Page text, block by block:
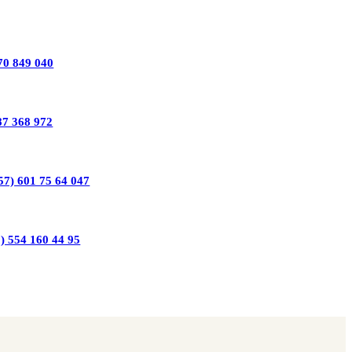
849 040
368 972
601 75 64 047
554 160 44 95